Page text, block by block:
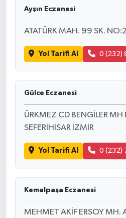
Ayşın Eczanesi
ATATÜRK MAH. 99 SK.
Yol Tarifi Al 0 (232)
Gülce Eczanesi
ÜRKMEZ CD BENGİLER
SEFERİHİSAR İZMİR
Yol Tarifi Al 0 (232)
Kemalpaşa Eczanesi
MEHMET AKİF ERSOY MH.